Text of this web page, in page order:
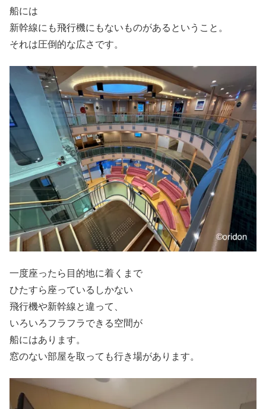
船には
新幹線にも飛行機にもないものがあるということ。
それは圧倒的な広さです。
一度座ったら目的地に着くまで
ひたすら座っているしかない
飛行機や新幹線と違って、
いろいろフラフラできる空間が
船にはあります。
窓のない部屋を取っても行き場があります。